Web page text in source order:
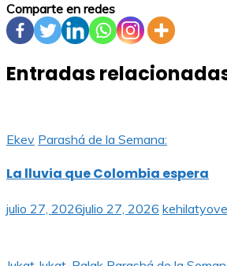
Comparte en redes
Entradas
Ekev Parashá de la Semana:
La lluvia que Colombia espera
julio 27, 2026julio 27, 2026